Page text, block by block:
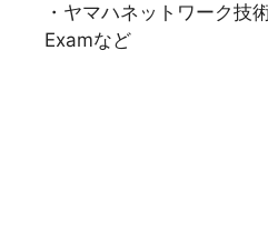
・ヤマハネットワーク
Examなど